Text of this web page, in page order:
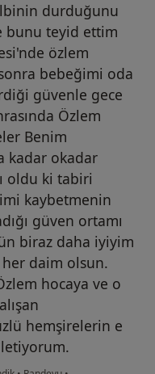
durduğunu
bunu teyid ettim
özlem
bebeğimi oda
güvenle gece
Özlem
Benim
kadar okadar
oldu ki tabiri
kaybetmenin
güven ortamı
biraz daha iyiyim
daim olsun.
hocaya ve o
hemşirelerin e